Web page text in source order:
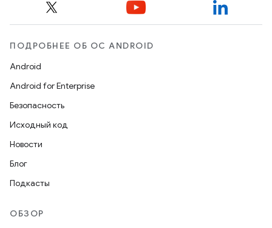
ПОДРОБНЕЕ ОБ ОС ANDROID
Android
Android for Enterprise
Безопасность
Исходный код
Новости
Блог
Подкасты
ОБЗОР